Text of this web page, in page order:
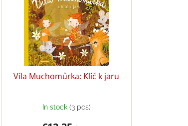
Víla Muchomůrka: Klíč k jaru
In stock (3 pcs)